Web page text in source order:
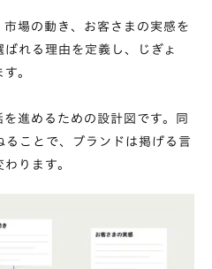
場の動き、お客さまの実感を
れる理由を定義し、じぎょ
。
進めるための設計図です。同
ることで、ブランドは掲げる言
ります。